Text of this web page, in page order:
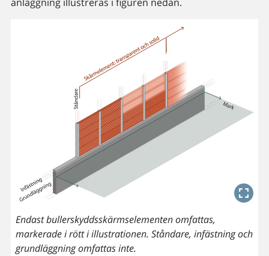
Endast bullerskyddsskärmselementen omfattas,
markerade i rött i illustrationen. Ståndare, infästning och
grundläggning omfattas inte.